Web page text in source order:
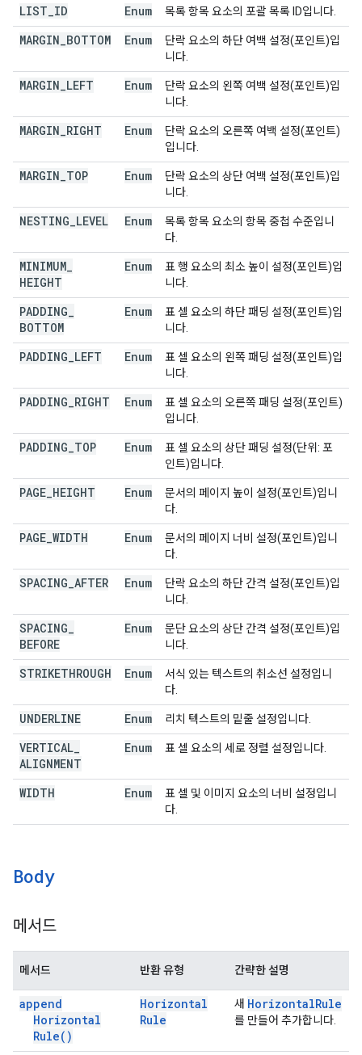
LIST ID Enum 목록 항목 요소의 포괄 목록 ID입니다.
MARGIN BOTTOM Enum
단락 요소의 하단 여백 설정(포인트)입
니다.
MARGIN LEFT Enum
단락 요소의 왼쪽 여백 설정(포인트)입
니다.
MARGIN RIGHT Enum
단락 요소의 오른쪽 여백 설정(포인트)
입니다.
MARGIN TOP Enum
단락 요소의 상단 여백 설정(포인트)입
니다.
NESTING LEVEL Enum
목록 항목 요소의 항목 중첩 수준입니
다.
MINIMUM
HEIGHT
Enum
표 행 요소의 최소 높이 설정(포인트)입
니다.
PADDING
BOTTOM
Enum
표 셀 요소의 하단 패딩 설정(포인트)입
니다.
PADDING LEFT Enum
표 셀 요소의 왼쪽 패딩 설정(포인트)입
니다.
PADDING RIGHT Enum
표 셀 요소의 오른쪽 패딩 설정(포인트)
입니다.
PADDING TOP Enum
표 셀 요소의 상단 패딩 설정(단위: 포
인트)입니다.
PAGE HEIGHT Enum
문서의 페이지 높이 설정(포인트)입니
다.
PAGE WIDTH Enum
문서의 페이지 너비 설정(포인트)입니
다.
SPACING AFTER Enum
단락 요소의 하단 간격 설정(포인트)입
니다.
SPACING
BEFORE
Enum
문단 요소의 상단 간격 설정(포인트)입
니다.
STRIKETHROUGH Enum
서식 있는 텍스트의 취소선 설정입니
다.
UNDERLINE Enum 리치 텍스트의 밑줄 설정입니다.
VERTICAL
ALIGNMENT
Enum 표 셀 요소의 세로 정렬 설정입니다.
WIDTH Enum
표 셀 및 이미지 요소의 너비 설정입니
다.
Body
메서드
메서드 반환 유형 간략한 설명
append
Horizontal
Rule( )
Horizontal
Rule
새 HorizontalRule
를 만들어 추가합니다.